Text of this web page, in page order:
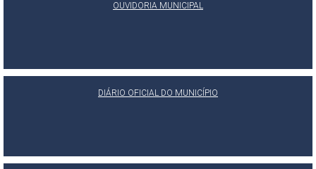
OUVIDORIA MUNICIPAL
DIÁRIO OFICIAL DO MUNICÍPIO